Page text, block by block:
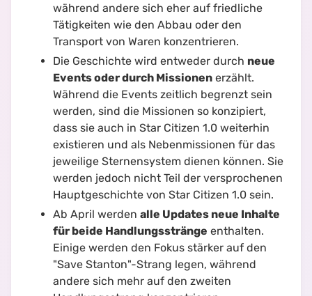
während andere sich eher auf friedliche
Tätigkeiten wie den Abbau oder den
Transport von Waren konzentrieren.
Die Geschichte wird entweder durch neue
Events oder durch Missionen erzählt.
Während die Events zeitlich begrenzt sein
werden, sind die Missionen so konzipiert,
dass sie auch in Star Citizen 1.0 weiterhin
existieren und als Nebenmissionen für das
jeweilige Sternensystem dienen können. Sie
werden jedoch nicht Teil der versprochenen
Hauptgeschichte von Star Citizen 1.0 sein.
Ab April werden alle Updates neue Inhalte
für beide Handlungsstränge enthalten.
Einige werden den Fokus stärker auf den
"Save Stanton"-Strang legen, während
andere sich mehr auf den zweiten